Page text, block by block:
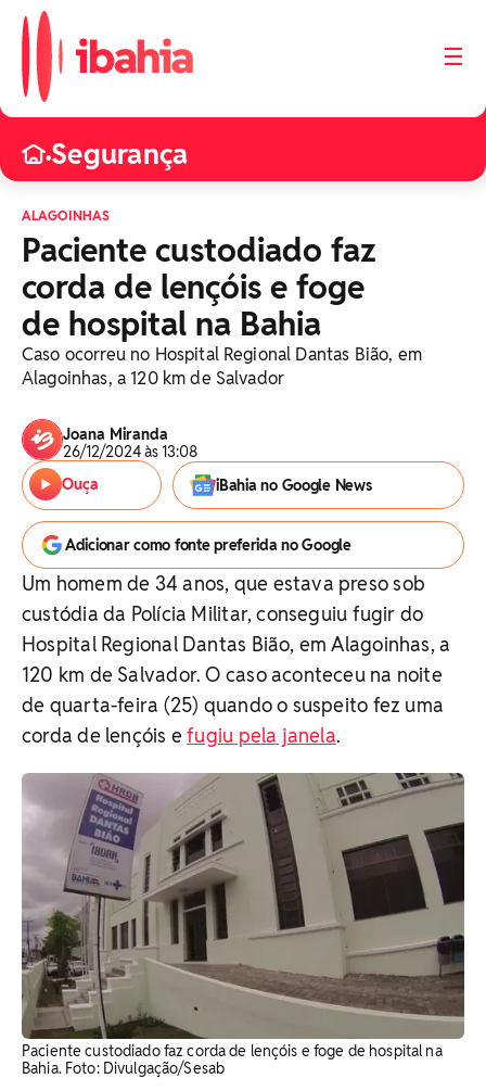
☰
•Segurança
ALAGOINHAS
Paciente custodiado faz
corda de lençóis e foge
de hospital na Bahia
Caso ocorreu no Hospital Regional Dantas Bião, em
Alagoinhas, a 120 km de Salvador
Joana Miranda
26/12/2024 às 13:08
Ouça
iBahia no Google News
Adicionar como fonte preferida no Google
Um homem de 34 anos, que estava preso sob
custódia da Polícia Militar, conseguiu fugir do
Hospital Regional Dantas Bião, em Alagoinhas, a
120 km de Salvador. O caso aconteceu na noite
de quarta-feira (25) quando o suspeito fez uma
corda de lençóis efugiu pela janela.
Paciente custodiado faz corda de lençóis e foge de hospital na
Bahia. Foto: Divulgação/Sesab